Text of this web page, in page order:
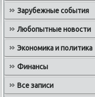
Зарубежные события
Любопытные новости
Экономика и политика
Финансы
Все записи